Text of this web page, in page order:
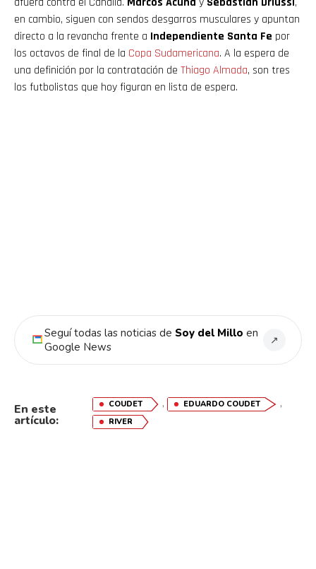
en cambio, siguen con sendos desgarros musculares y apuntan
directo a la revancha frente a Independiente Santa Fe por
los octavos de final de la Copa Sudamericana. A la espera de
una definición por la contratación de Thiago Almada, son tres
los futbolistas que hoy figuran en lista de espera.
Seguí todas las noticias de Soy del Millo en
Google News
↗
En este
artículo:
COUDET , EDUARDO COUDET ,
RIVER